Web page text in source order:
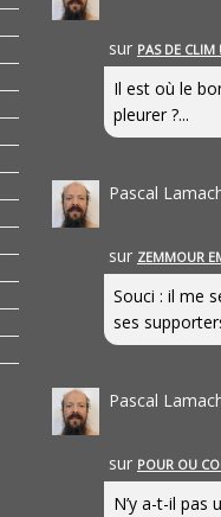
sur PAS DE CLIM !
Il est où le
pleurer ?...
Pascal
sur ZEMMOUR
Souci : il me
ses
Pascal
sur POUR OU
N’y a-t-il pas